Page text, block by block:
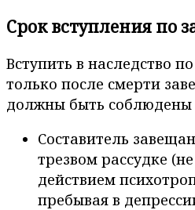
Срок вступления по
Вступить в наследство
только после смерти
должны быть соблюдены
Составитель
трезвом рассудке
действием
пребывая в